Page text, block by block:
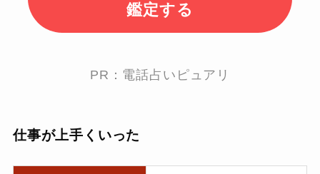
鑑定する
PR：電話占いピュアリ
仕事が上手くいった